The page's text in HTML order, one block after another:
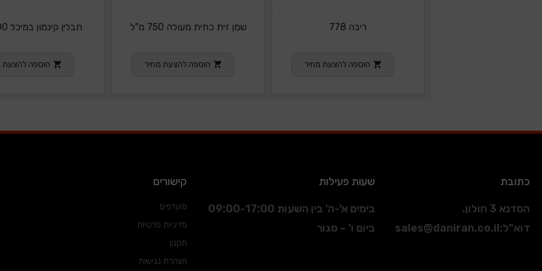
ריבה 778
הוספה להצעת מחיר
שמן זית כתית מעולה 750 מ"ל
הוספה להצעת מחיר
תבלין קינמון במיכל 100 גרם
הוספה להצעת
כתובת
הסדנא 3 חולון.
דוא"ל:
sales@daniran.co.il
שעות פעילות
בימים א'-ה' בין השעות 09:00-17:00
ביום ו' – סגור
קישורים
מועדפים
מדיניות פרטיות
תקנון
הצהרת נגישות